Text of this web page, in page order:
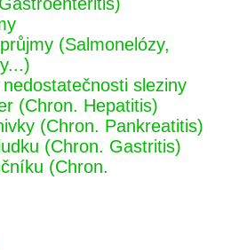
(Salmonelózy,
sleziny
(Chron. Hepatitis)
(Chron. Pankreatitis)
(Chron. Gastritis)
(Chron.